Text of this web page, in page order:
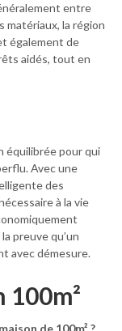
entre
matériaux, la région
également de
aidés, tout en
équilibrée pour qui
Avec une
des
à la vie
preuve qu’un
avec démesure.
100m²